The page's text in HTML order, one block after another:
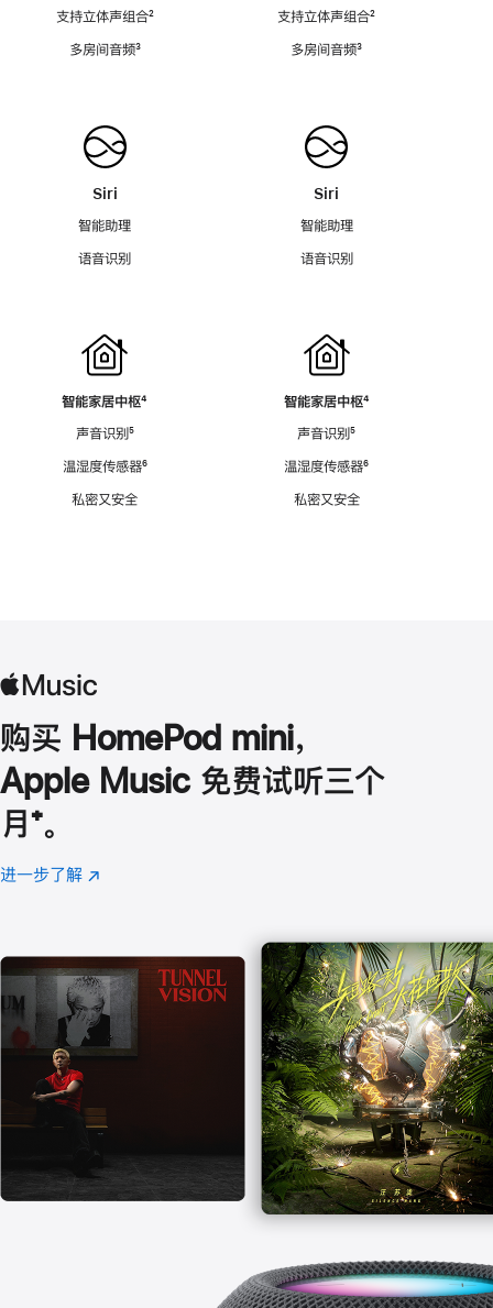
支持立体声组合脚
²
多房间音频脚
³
Siri
智能助理
语音识别
智能家居中枢脚
⁴
声音识别脚
⁵
温湿度传感器脚
⁶
私密又安全
支持立体声组合脚
²
多房间音频脚
³
Siri
智能助理
语音识别
智能家居中枢脚
⁴
声音识别脚
⁵
温湿度传感器脚
⁶
私密又安全
购买 HomePod mini，
Apple Music 免费试听三个
月 脚
注
⁺。
进一步了解 Apple
(在
口
中
打
开)